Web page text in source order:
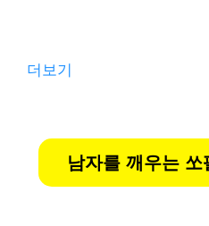
더보기
남자를 깨우는 쏘